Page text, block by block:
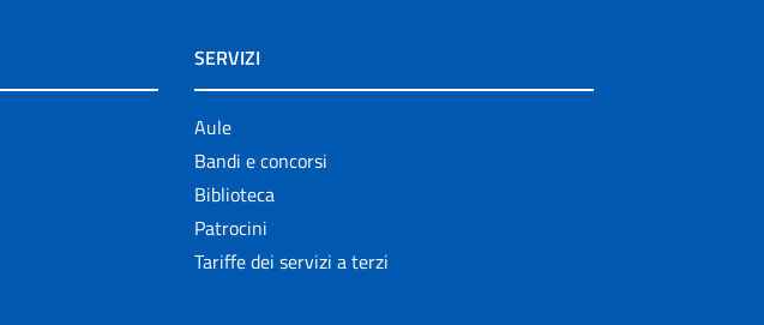
SERVIZI
Aule
Bandi e concorsi
Biblioteca
Patrocini
Tariffe dei servizi a terzi